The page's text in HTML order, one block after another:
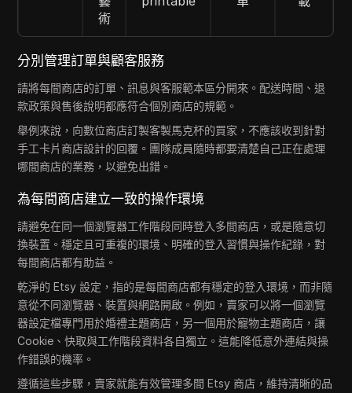
術
分別管理訂單與顧客服務
請將每間商店的訂單、訊息與客服範本區分開來。配送時間、退
款政策與售後說明都應符合個別商店的規範。
舉例來說，向數位商店訂製客製馬克杯的買家，不應該收到針對
手工卡片商店設計的回覆。團隊成員隨時都要清楚自己正在處理
哪間商店的業務，以避免出錯。
為每間商店建立一致的操作環境
請避免在同一個瀏覽器工作階段同時登入多間商店，或是隨意切
換裝置。穩定且可重複的環境、明確的登入習慣與操作紀錄，對
每間商店都有助益。
乾淨的 Etsy 設定，指的是每間商店都有穩定的登入環境，而非隨
意從不同瀏覽器、裝置與網路開啟。例如，賣家可以將一個瀏覽
器設定檔專門用於婚禮主題商店，另一個用於寵物主題商店，讓
Cookie、快取與工作階段資料各自獨立。這能降低意外連結與操
作錯誤的機率。
遵循這些步驟，賣家就能有效管理多間 Etsy 商店，維持清晰的品